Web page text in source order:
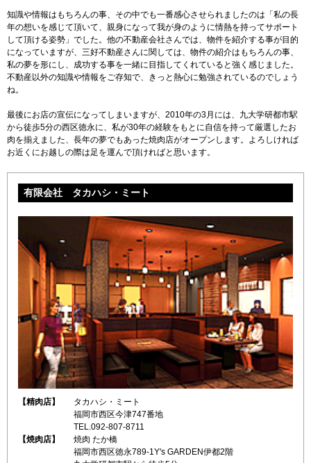
知識や情報はもちろんの事、その中でも一番感心させられましたのは「私の長
年の想いを感じて頂いて、親身になって我が身のように情熱を持ってサポート
して頂ける姿勢」でした。他の不動産会社さんでは、物件を紹介する事が目的
になっていますが、三好不動産さんに関しては、物件の紹介はもちろんの事、
私の夢を形にし、成功する事を一緒に目指してくれていると強く感じました。
不動産以外の知識や情報をご存知で、きっと熱心に勉強されているのでしょう
ね。
最後にお店の宣伝になってしまいますが、2010年の3月には、九大学研都市駅
から徒歩5分の西区徳永に、私が30年の経験をもとに自信を持って厳選したお
肉を揃えました、長年の夢でもあった焼肉店がオープンします。よろしければ
お近くにお越しの際は足を運んで頂ければと思います。
有限会社 タカハシ・ミート
【精肉店】
タカハシ・ミート
福岡市西区今津747番地
TEL.092-807-8711
【焼肉店】
焼肉 たか橋
福岡市西区徳永789-1Y's GARDEN伊都2階